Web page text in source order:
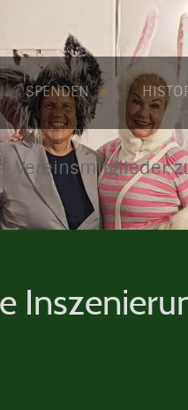
SPENDEN
Vereinsmitglieder